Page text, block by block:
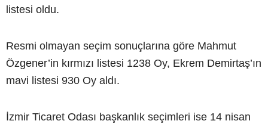
listesi oldu.
Resmi olmayan seçim sonuçlarına göre Mahmut
Özgener’in kırmızı listesi 1238 Oy, Ekrem Demirtaş’ın
mavi listesi 930 Oy aldı.
İzmir Ticaret Odası başkanlık seçimleri ise 14 nisan